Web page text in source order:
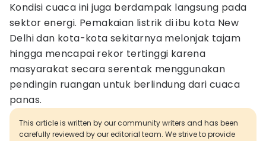
Kondisi cuaca ini juga berdampak langsung pada
sektor energi. Pemakaian listrik di ibu kota New
Delhi dan kota-kota sekitarnya melonjak tajam
hingga mencapai rekor tertinggi karena
masyarakat secara serentak menggunakan
pendingin ruangan untuk berlindung dari cuaca
panas.
This article is written by our community writers and has been
carefully reviewed by our editorial team. We strive to provide